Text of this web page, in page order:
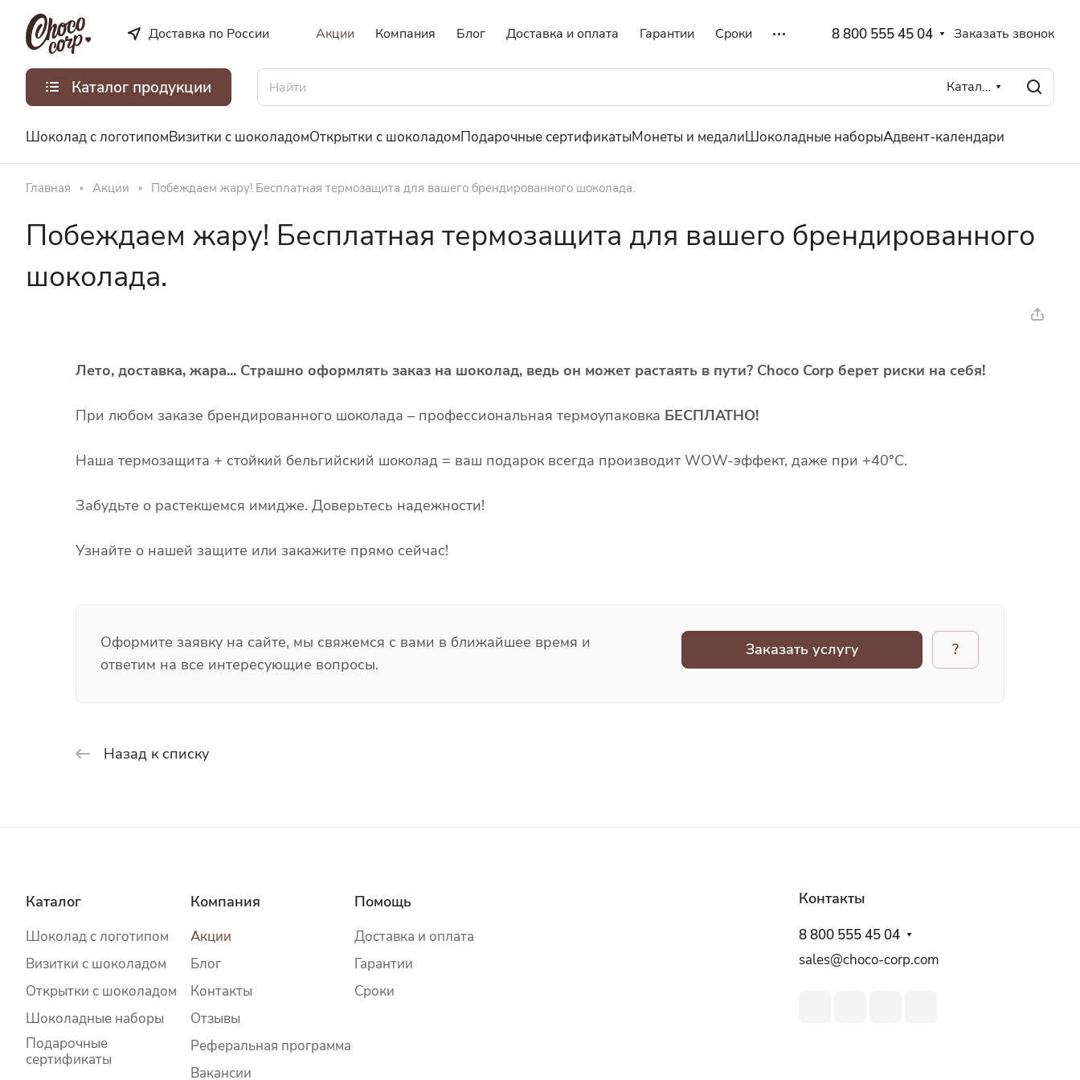
Доставка по России Акции Компания Блог Доставка и оплата Гарантии Сроки 8 800 555 45 04 Заказать звонок
Каталог продукции Каталог
Шоколад с логотипомВизитки с шоколадомОткрытки с шоколадомПодарочные сертификатыМонеты и медалиШоколадные наборыАдвент-календари
Главная Акции Побеждаем жару! Бесплатная термозащита для вашего брендированного шоколада.
Побеждаем жару! Бесплатная термозащита для вашего брендированного
шоколада.
Лето, доставка, жара... Страшно оформлять заказ на шоколад, ведь он может растаять в пути? Choco Corp берет риски на себя!
При любом заказе брендированного шоколада – профессиональная термоупаковка БЕСПЛАТНО!
Наша термозащита + стойкий бельгийский шоколад = ваш подарок всегда производит WOW-эффект, даже при +40°C.
Забудьте о растекшемся имидже. Доверьтесь надежности!
Узнайте о нашей защите или закажите прямо сейчас!
Оформите заявку на сайте, мы свяжемся с вами в ближайшее время и
ответим на все интересующие вопросы.
Заказать услугу ?
Назад к списку
Каталог
Шоколад c логотипом
Визитки с шоколадом
Открытки с шоколадом
Шоколадные наборы
Подарочные
сертификаты
Компания
Акции
Блог
Контакты
Отзывы
Реферальная программа
Вакансии
Помощь
Доставка и оплата
Гарантии
Сроки
Контакты
8 800 555 45 04
sales@choco-corp.com